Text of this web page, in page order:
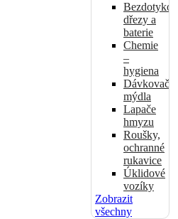
Bezdotykové
dřezy a
baterie
Chemie
–
hygiena
Dávkovače
mýdla
Lapače
hmyzu
Roušky,
ochranné
rukavice
Úklidové
vozíky
Zobrazit
všechny